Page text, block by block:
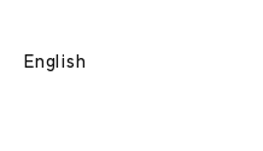
English